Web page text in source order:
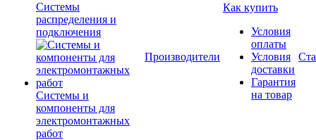
Системы
распределения и
подключения
Системы и
компоненты для
электромонтажных
работ
Производители
Как купить
Условия
оплаты
Условия
доставки
Гарантия
на товар